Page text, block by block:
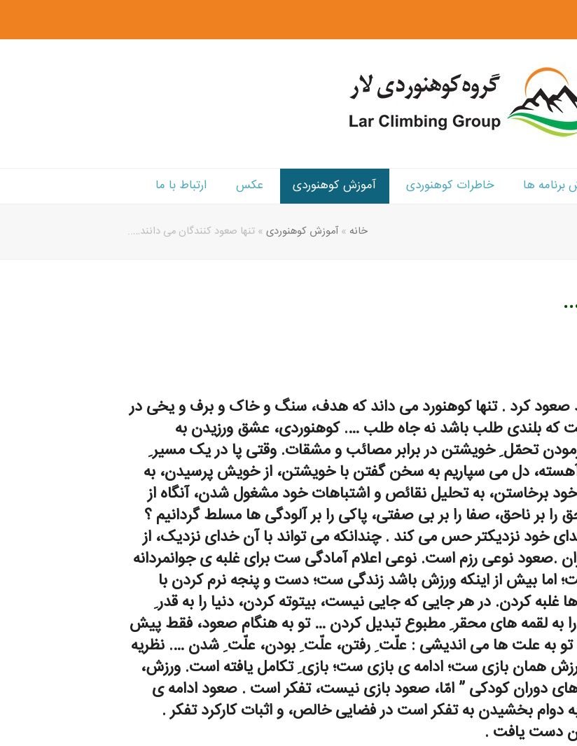
ها خاطرات کوهنوردی آموزش کوهنوردی عکس ارتباط با ما
خانه »آموزش کوهنوردی » تنها صعود کنندگان می دانند…..
صعود کرد . تنها کوهنورد می داند که هدف، سنگ و خاک و برف و یخی در
که بلندی طلب باشد نه جاه طلب …. کوهنوردی، عشق ورزیدن به
تحمّل ِ خویشتن در برابر مصائب و مشقات. وقتی پا در یک مسیر
دل می سپاریم به سخن گفتن با خویشتن، از خویش پرسیدن، به
برخاستن، به تحلیل نقائص و اشتباهات خود مشغول شدن، آنگاه از
بر ناحق، صفا را بر بی صفتی، پاکی را بر آلودگی ها مسلط گردانیم ؟
خود نزدیکتر حس می کند . چندانکه می تواند با آن خدای نزدیک، از
.صعود نوعی رزم است. نوعی اعلام آمادگی ست برای غلبه ی جوانمردانه
اما بیش از اینکه ورزش باشد زندگی ست؛ دست و پنجه نرم کردن با
کردن. در هر جایی که جایی نیست، بیتوته کردن، دنیا را به قدر
به لقمه های محقر ِ مطبوع تبدیل کردن … تو به هنگام صعود، فقط پیش
به علت ها می اندیشی : علّت ِ رفتن، علّت ِ بودن، علّت ِ شدن …. نظریه
همان بازی ست؛ ادامه ی بازی ست؛ بازی ِ تکامل یافته است. ورزش،
های دوران کودکی ” امّا، صعود بازی نیست، تفکر است . صعود ادامه ی
بخشیدن به تفکر است در فضایی خالص، و اثبات کارکرد تفکر .
دست یافت .